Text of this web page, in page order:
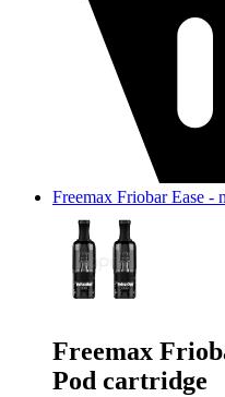
Freemax Friobar Ease -
Freemax
Pod cartridge